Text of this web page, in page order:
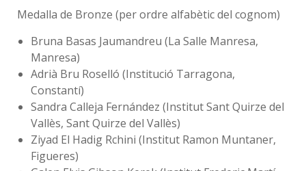
Medalla de Bronze (per ordre alfabètic del cognom)
Bruna Basas Jaumandreu (La Salle Manresa,
Manresa)
Adrià Bru Roselló (Institució Tarragona,
Constantí)
Sandra Calleja Fernández (Institut Sant Quirze del
Vallès, Sant Quirze del Vallès)
Ziyad El Hadig Rchini (Institut Ramon Muntaner,
Figueres)